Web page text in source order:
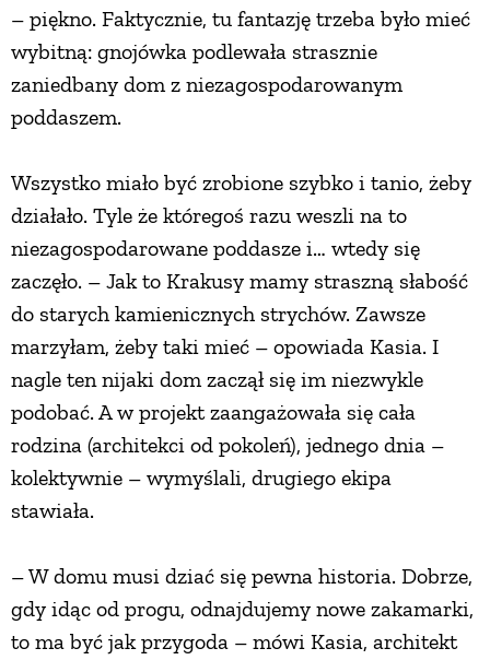
– piękno. Faktycznie, tu fantazję trzeba było mieć
wybitną: gnojówka podlewała strasznie
zaniedbany dom z niezagospodarowanym
poddaszem.
Wszystko miało być zrobione szybko i tanio, żeby
działało. Tyle że któregoś razu weszli na to
niezagospodarowane poddasze i… wtedy się
zaczęło. – Jak to Krakusy mamy straszną słabość
do starych kamienicznych strychów. Zawsze
marzyłam, żeby taki mieć – opowiada Kasia. I
nagle ten nijaki dom zaczął się im niezwykle
podobać. A w projekt zaangażowała się cała
rodzina (architekci od pokoleń), jednego dnia –
kolektywnie – wymyślali, drugiego ekipa
stawiała.
– W domu musi dziać się pewna historia. Dobrze,
gdy idąc od progu, odnajdujemy nowe zakamarki,
to ma być jak przygoda – mówi Kasia, architekt
ZRÓB TO SAM
PRZEPISY
PRZYSTAWKI
ZUPY
DANIA GŁÓWNE
CIASTA I DESERY
DODATKI
INNE